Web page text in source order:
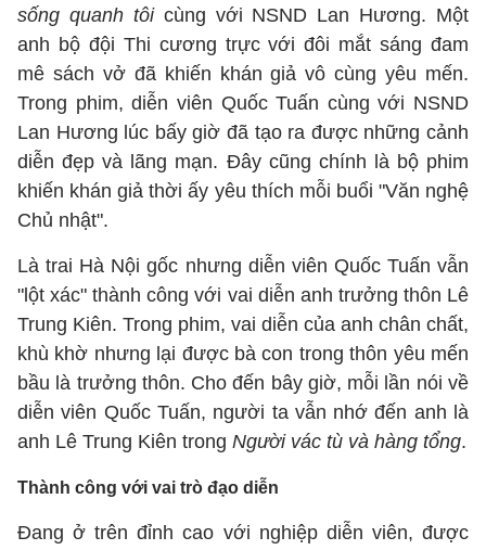
sống quanh tôicùng với NSND Lan Hương. Một
anh bộ đội Thi cương trực với đôi mắt sáng đam
mê sách vở đã khiến khán giả vô cùng yêu mến.
Trong phim, diễn viên Quốc Tuấn cùng với NSND
Lan Hương lúc bấy giờ đã tạo ra được những cảnh
diễn đẹp và lãng mạn. Đây cũng chính là bộ phim
khiến khán giả thời ấy yêu thích mỗi buổi "Văn nghệ
Chủ nhật".
Là trai Hà Nội gốc nhưng diễn viên Quốc Tuấn vẫn
"lột xác" thành công với vai diễn anh trưởng thôn Lê
Trung Kiên. Trong phim, vai diễn của anh chân chất,
khù khờ nhưng lại được bà con trong thôn yêu mến
bầu là trưởng thôn. Cho đến bây giờ, mỗi lần nói về
diễn viên Quốc Tuấn, người ta vẫn nhớ đến anh là
anh Lê Trung Kiên trong Người vác tù và hàng tổng.
Thành công với vai trò đạo diễn
Đang ở trên đỉnh cao với nghiệp diễn viên, được